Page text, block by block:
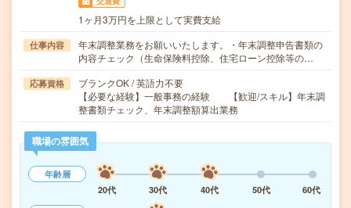
1ヶ月3万円を上限として実費支給
仕事内容
年末調整業務をお願いいたします。・年末調整申告書類の
内容チェック（生命保険料控除、住宅ローン控除等の…
応募資格
ブランクOK / 英語力不要
【必要な経験】一般事務の経験 【歓迎/スキル】年末調
整書類チェック、年末調整額算出業務
職場の雰囲気
年齢層
20代
30代 40代 50代
60代